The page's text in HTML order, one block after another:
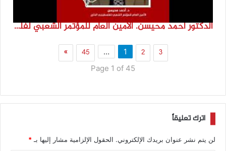
الدكتور احمد محيسن. الامين العام للمؤتمر الشعبي لفلسطينيي الخارج
1 2 3
…
45
»
Page 1 of 45
اترك تعليقاً
لن يتم نشر عنوان بريدك الإلكتروني. الحقول الإلزامية مشار إليها بـ *